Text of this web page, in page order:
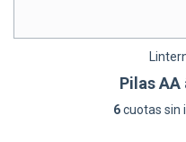
Pilas AA
6cuotas sin